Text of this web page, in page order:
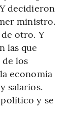
decidieron
ministro.
otro. Y
las que
los
economía
salarios.
y se